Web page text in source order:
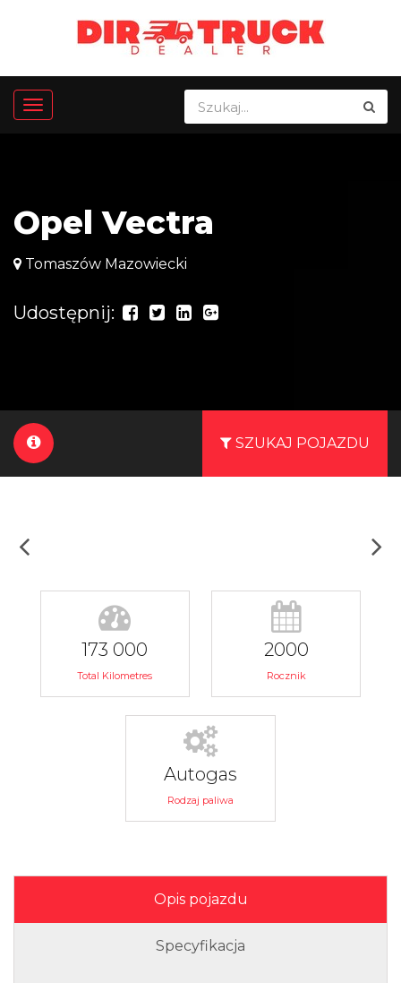
Opel Vectra
Tomaszów Mazowiecki
Udostępnij:
SZUKAJ POJAZDU
173 000
Total Kilometres
2000
Rocznik
Autogas
Rodzaj paliwa
Opis pojazdu
Specyfikacja